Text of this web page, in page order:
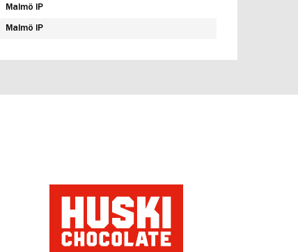
Malmö IP
Malmö IP